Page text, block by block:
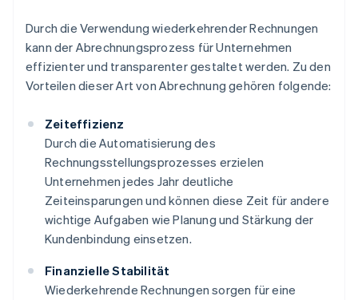
Durch die Verwendung wiederkehrender Rechnungen
kann der Abrechnungsprozess für Unternehmen
effizienter und transparenter gestaltet werden. Zu den
Vorteilen dieser Art von Abrechnung gehören folgende:
Zeiteffizienz
Durch die Automatisierung des
Rechnungsstellungsprozesses erzielen
Unternehmen jedes Jahr deutliche
Zeiteinsparungen und können diese Zeit für andere
wichtige Aufgaben wie Planung und Stärkung der
Kundenbindung einsetzen.
Finanzielle Stabilität
Wiederkehrende Rechnungen sorgen für eine